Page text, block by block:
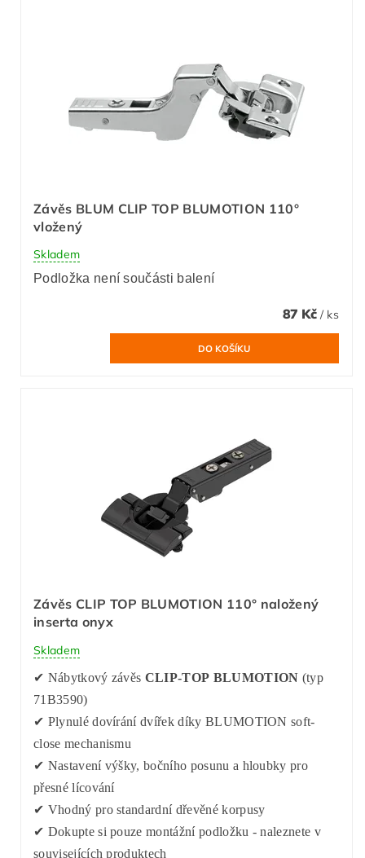
Závěs BLUM CLIP TOP BLUMOTION 110°
vložený
Skladem
Podložka není součásti balení
87 Kč / ks
Závěs CLIP TOP BLUMOTION 110° naložený
inserta onyx
Skladem
✔ Nábytkový závěs CLIP-TOP BLUMOTION (typ
71B3590)
✔ Plynulé dovírání dvířek díky BLUMOTION soft-
close mechanismu
✔ Nastavení výšky, bočního posunu a hloubky pro
přesné lícování
✔ Vhodný pro standardní dřevěné korpusy
✔ Dokupte si pouze montážní podložku - naleznete v
souvisejících produktech